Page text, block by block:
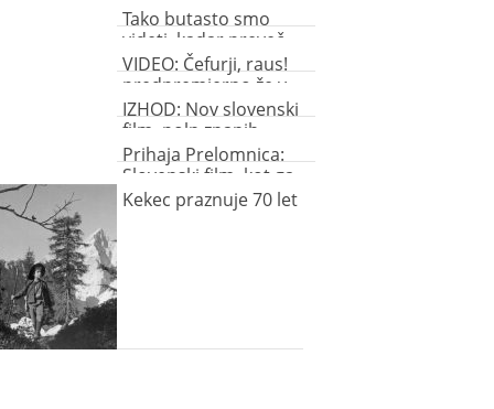
Tako butasto smo
videti, kadar preveč
spijemo (video)
VIDEO: Čefurji, raus!
predpremierno že v
Koloseju
IZHOD: Nov slovenski
film, poln znanih
obrazov
Prihaja Prelomnica:
Slovenski film, kot ga
še ni bilo!
Kekec praznuje 70 let